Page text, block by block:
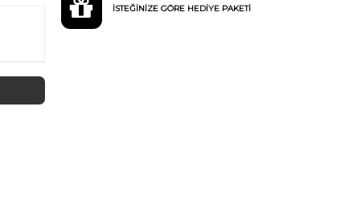
İSTEĞİNİZE GÖRE HEDİYE PAKETİ